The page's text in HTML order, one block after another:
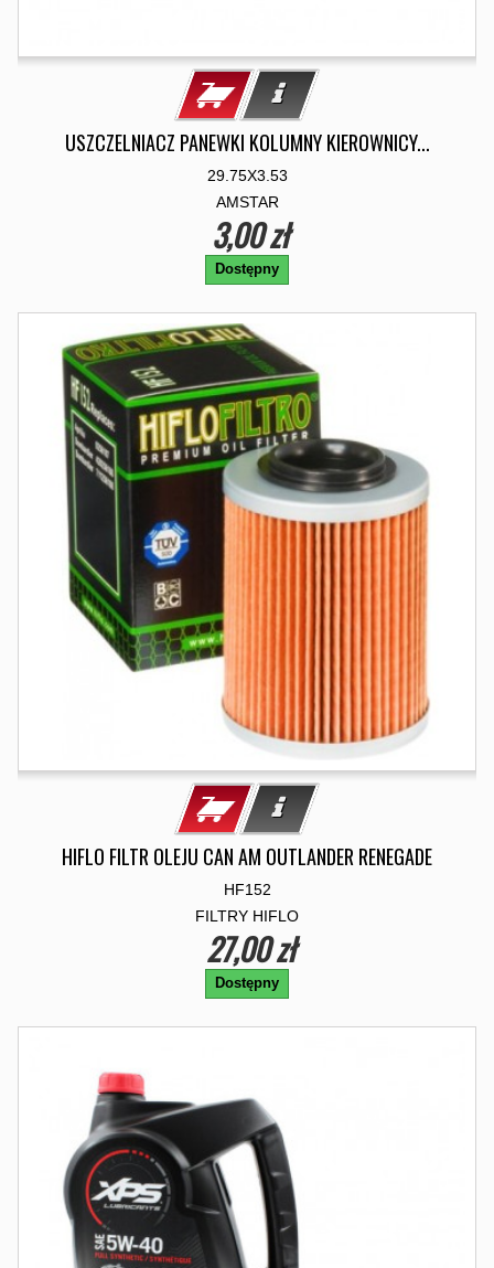
USZCZELNIACZ PANEWKI KOLUMNY KIEROWNICY...
29.75X3.53
AMSTAR
3,00 zł
Dostępny
HIFLO FILTR OLEJU CAN AM OUTLANDER RENEGADE
HF152
FILTRY HIFLO
27,00 zł
Dostępny